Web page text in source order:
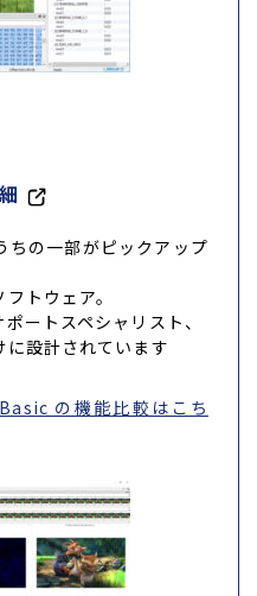
の一部がピックアップ
トウェア。
ートスペシャリスト、
設計されています
の機能比較はこち